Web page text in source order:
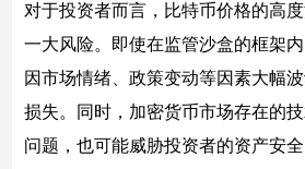
对于投资者而言，比特币价格的高
一大风险。即使在监管沙盒的框架
因市场情绪、政策变动等因素大幅
损失。同时，加密货币市场存在的
问题，也可能威胁投资者的资产安全